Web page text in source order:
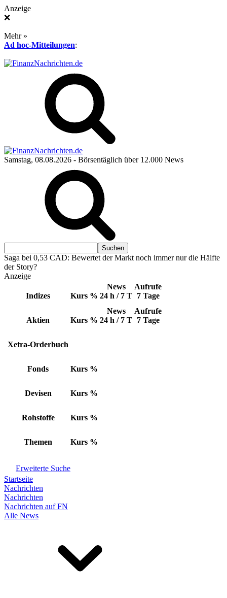
Anzeige
❌
Mehr »
Ad hoc-Mitteilungen:
Samstag, 08.08.2026 - Börsentäglich über 12.000 News
Saga bei 0,53 CAD: Bewertet der Markt noch immer nur die Hälfte
der Story?
Anzeige
Indizes Kurs %
News
24 h / 7 T
Aufrufe
7 Tage
Aktien Kurs %
News
24 h / 7 T
Aufrufe
7 Tage
Xetra-Orderbuch
Fonds Kurs %
Devisen Kurs %
Rohstoffe Kurs %
Themen Kurs %
Erweiterte Suche
Startseite
Nachrichten
Nachrichten
Nachrichten auf FN
Alle News